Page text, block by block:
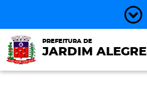
PREFEITURA DE
JARDIM ALEGRE